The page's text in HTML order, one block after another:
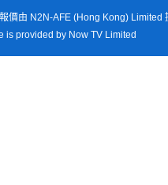
價由 N2N-AFE (Hong Kong) Limited
is provided by Now TV Limited